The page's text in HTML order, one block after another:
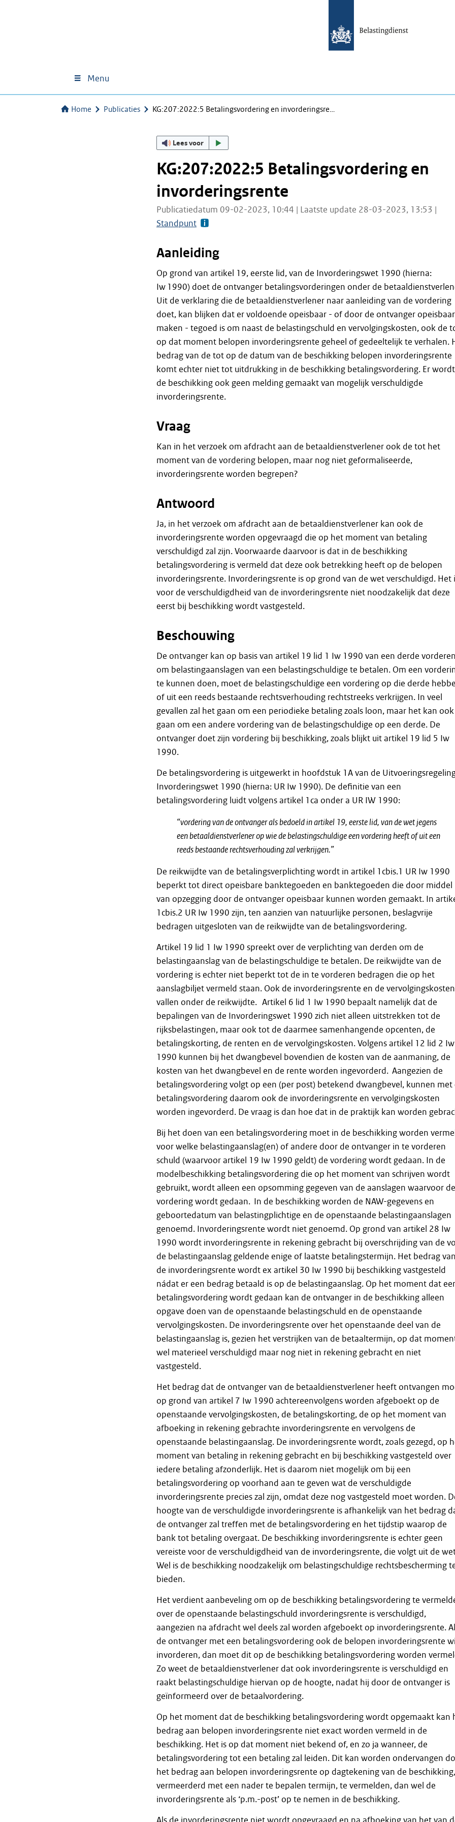
Menu
Home Publicaties KG:207:2022:5 Betalingsvordering en invorderingsre…
Lees voor
KG:207:2022:5 Betalingsvordering en
invorderingsrente
Publicatiedatum 09-02-2023, 10:44 | Laatste update 28-03-2023, 13:53 |
Standpunt
Aanleiding
Op grond van artikel 19, eerste lid, van de Invorderingswet 1990 (hierna:
Iw 1990) doet de ontvanger betalingsvorderingen onder de
Uit de verklaring die de betaaldienstverlener naar aanleiding van de vordering
doet, kan blijken dat er voldoende opeisbaar - of door de ontvanger
maken - tegoed is om naast de belastingschuld en vervolgingskosten, ook de
op dat moment belopen invorderingsrente geheel of gedeeltelijk te verhalen.
bedrag van de tot op de datum van de beschikking belopen invorderingsrente
komt echter niet tot uitdrukking in de beschikking betalingsvordering. Er
de beschikking ook geen melding gemaakt van mogelijk verschuldigde
invorderingsrente.
Vraag
Kan in het verzoek om afdracht aan de betaaldienstverlener ook de tot het
moment van de vordering belopen, maar nog niet geformaliseerde,
invorderingsrente worden begrepen?
Antwoord
Ja, in het verzoek om afdracht aan de betaaldienstverlener kan ook de
invorderingsrente worden opgevraagd die op het moment van betaling
verschuldigd zal zijn. Voorwaarde daarvoor is dat in de beschikking
betalingsvordering is vermeld dat deze ook betrekking heeft op de belopen
invorderingsrente. Invorderingsrente is op grond van de wet verschuldigd. Het
voor de verschuldigdheid van de invorderingsrente niet noodzakelijk dat deze
eerst bij beschikking wordt vastgesteld.
Beschouwing
De ontvanger kan op basis van artikel 19 lid 1 Iw 1990 van een derde vorderen
om belastingaanslagen van een belastingschuldige te betalen. Om een
te kunnen doen, moet de belastingschuldige een vordering op die derde
of uit een reeds bestaande rechtsverhouding rechtstreeks verkrijgen. In veel
gevallen zal het gaan om een periodieke betaling zoals loon, maar het kan ook
gaan om een andere vordering van de belastingschuldige op een derde. De
ontvanger doet zijn vordering bij beschikking, zoals blijkt uit artikel 19 lid 5 Iw
1990.
De betalingsvordering is uitgewerkt in hoofdstuk 1A van de
Invorderingswet 1990 (hierna: UR Iw 1990). De definitie van een
betalingsvordering luidt volgens artikel 1ca onder a UR IW 1990:
“vordering van de ontvanger als bedoeld in artikel 19, eerste lid, van de wet jegens
een betaaldienstverlener op wie de belastingschuldige een vordering heeft of uit een
reeds bestaande rechtsverhouding zal verkrijgen.”
De reikwijdte van de betalingsverplichting wordt in artikel 1cbis.1 UR Iw 1990
beperkt tot direct opeisbare banktegoeden en banktegoeden die door middel
van opzegging door de ontvanger opeisbaar kunnen worden gemaakt. In
1cbis.2 UR Iw 1990 zijn, ten aanzien van natuurlijke personen, beslagvrije
bedragen uitgesloten van de reikwijdte van de betalingsvordering.
Artikel 19 lid 1 Iw 1990 spreekt over de verplichting van derden om de
belastingaanslag van de belastingschuldige te betalen. De reikwijdte van de
vordering is echter niet beperkt tot de in te vorderen bedragen die op het
aanslagbiljet vermeld staan. Ook de invorderingsrente en de vervolgingskosten
vallen onder de reikwijdte. Artikel 6 lid 1 Iw 1990 bepaalt namelijk dat de
bepalingen van de Invorderingswet 1990 zich niet alleen uitstrekken tot de
rijksbelastingen, maar ook tot de daarmee samenhangende opcenten, de
betalingskorting, de renten en de vervolgingskosten. Volgens artikel 12 lid 2 Iw
1990 kunnen bij het dwangbevel bovendien de kosten van de aanmaning, de
kosten van het dwangbevel en de rente worden ingevorderd. Aangezien de
betalingsvordering volgt op een (per post) betekend dwangbevel, kunnen met
betalingsvordering daarom ook de invorderingsrente en vervolgingskosten
worden ingevorderd. De vraag is dan hoe dat in de praktijk kan worden
Bij het doen van een betalingsvordering moet in de beschikking worden
voor welke belastingaanslag(en) of andere door de ontvanger in te vorderen
schuld (waarvoor artikel 19 Iw 1990 geldt) de vordering wordt gedaan. In de
modelbeschikking betalingsvordering die op het moment van schrijven wordt
gebruikt, wordt alleen een opsomming gegeven van de aanslagen waarvoor de
vordering wordt gedaan. In de beschikking worden de NAW-gegevens en
geboortedatum van belastingplichtige en de openstaande belastingaanslagen
genoemd. Invorderingsrente wordt niet genoemd. Op grond van artikel 28 Iw
1990 wordt invorderingsrente in rekening gebracht bij overschrijding van de
de belastingaanslag geldende enige of laatste betalingstermijn. Het bedrag van
de invorderingsrente wordt ex artikel 30 Iw 1990 bij beschikking vastgesteld
nádat er een bedrag betaald is op de belastingaanslag. Op het moment dat
betalingsvordering wordt gedaan kan de ontvanger in de beschikking alleen
opgave doen van de openstaande belastingschuld en de openstaande
vervolgingskosten. De invorderingsrente over het openstaande deel van de
belastingaanslag is, gezien het verstrijken van de betaaltermijn, op dat
wel materieel verschuldigd maar nog niet in rekening gebracht en niet
vastgesteld.
Het bedrag dat de ontvanger van de betaaldienstverlener heeft ontvangen
op grond van artikel 7 Iw 1990 achtereenvolgens worden afgeboekt op de
openstaande vervolgingskosten, de betalingskorting, de op het moment van
afboeking in rekening gebrachte invorderingsrente en vervolgens de
openstaande belastingaanslag. De invorderingsrente wordt, zoals gezegd, op
moment van betaling in rekening gebracht en bij beschikking vastgesteld over
iedere betaling afzonderlijk. Het is daarom niet mogelijk om bij een
betalingsvordering op voorhand aan te geven wat de verschuldigde
invorderingsrente precies zal zijn, omdat deze nog vastgesteld moet worden.
hoogte van de verschuldigde invorderingsrente is afhankelijk van het bedrag
de ontvanger zal treffen met de betalingsvordering en het tijdstip waarop de
bank tot betaling overgaat. De beschikking invorderingsrente is echter geen
vereiste voor de verschuldigdheid van de invorderingsrente, die volgt uit de
Wel is de beschikking noodzakelijk om belastingschuldige rechtsbescherming
bieden.
Het verdient aanbeveling om op de beschikking betalingsvordering te
over de openstaande belastingschuld invorderingsrente is verschuldigd,
aangezien na afdracht wel deels zal worden afgeboekt op invorderingsrente.
de ontvanger met een betalingsvordering ook de belopen invorderingsrente wil
invorderen, dan moet dit op de beschikking betalingsvordering worden
Zo weet de betaaldienstverlener dat ook invorderingsrente is verschuldigd en
raakt belastingschuldige hiervan op de hoogte, nadat hij door de ontvanger is
geïnformeerd over de betaalvordering.
Op het moment dat de beschikking betalingsvordering wordt opgemaakt kan
bedrag aan belopen invorderingsrente niet exact worden vermeld in de
beschikking. Het is op dat moment niet bekend of, en zo ja wanneer, de
betalingsvordering tot een betaling zal leiden. Dit kan worden ondervangen
het bedrag aan belopen invorderingsrente op dagtekening van de beschikking,
vermeerderd met een nader te bepalen termijn, te vermelden, dan wel de
invorderingsrente als ‘p.m.-post’ op te nemen in de beschikking.